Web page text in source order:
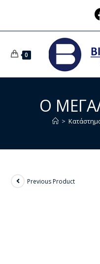
0
Ο
>
Previous Product